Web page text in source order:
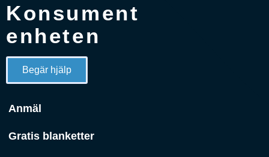
Konsument
enheten
Begär hjälp
Anmäl
Gratis blanketter